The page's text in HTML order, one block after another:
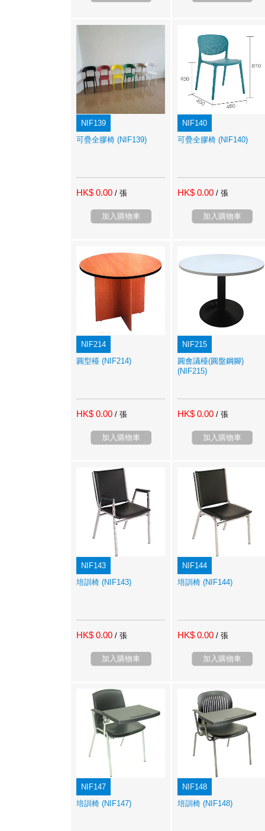
NIF139
可疊全膠椅 (NIF139)
HK$ 0.00 / 張
加入購物車
NIF140
可疊全膠椅 (NIF140)
HK$ 0.00 / 張
加入購物車
NIF214
圓型檯 (NIF214)
HK$ 0.00 / 張
加入購物車
NIF215
圓會議檯(圓盤鋼腳)
(NIF215)
HK$ 0.00 / 張
加入購物車
NIF143
培訓椅 (NIF143)
HK$ 0.00 / 張
加入購物車
NIF144
培訓椅 (NIF144)
HK$ 0.00 / 張
加入購物車
NIF147
培訓椅 (NIF147)
NIF148
培訓椅 (NIF148)